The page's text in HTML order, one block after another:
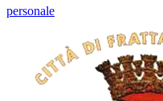
personale